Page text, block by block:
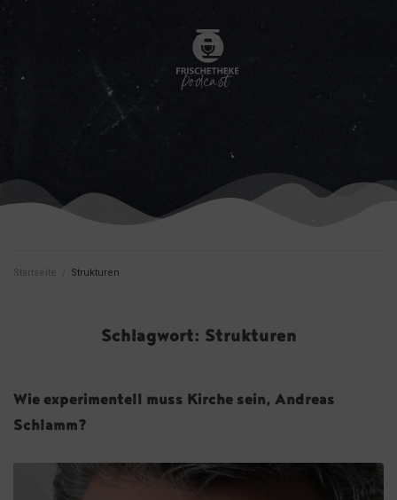
Startseite Strukturen
Schlagwort: Strukturen
Wie experimentell muss Kirche sein, Andreas
Schlamm?